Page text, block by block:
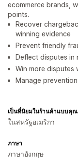
ecommerce brands,
points.
Recover
winning evidence
Prevent friendly
Deflect disputes in
Win more disputes
Manage
เป็นที่นิยมในร้านค้าแบบคุณ
ในสหรัฐอเมริกา
ภาษา
ภาษาอังกฤษ